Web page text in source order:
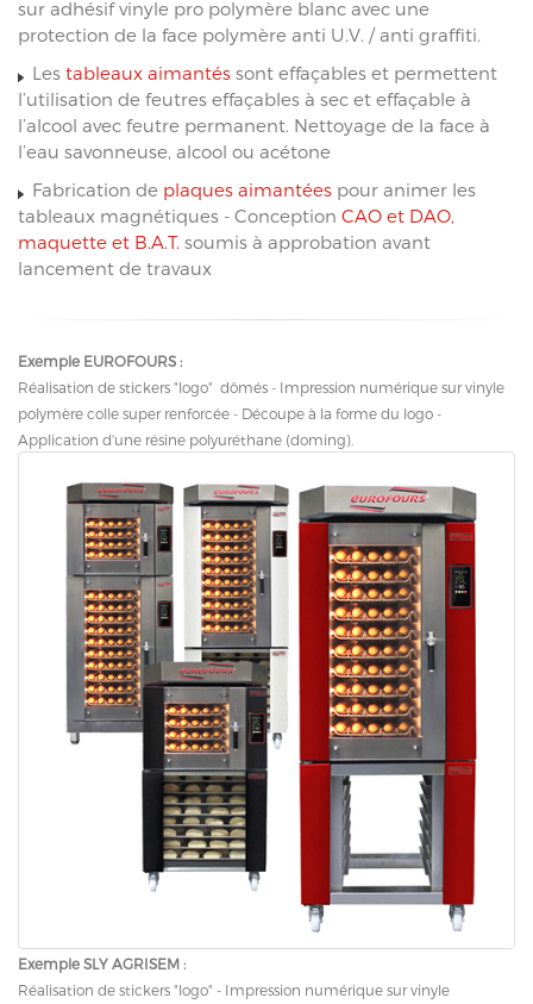
sur adhésif vinyle pro polymère blanc avec une
protection de la face polymère anti U.V. / anti graffiti.
Les tableaux aimantés sont effaçables et permettent
l’utilisation de feutres effaçables à sec et effaçable à
l’alcool avec feutre permanent. Nettoyage de la face à
l’eau savonneuse, alcool ou acétone
Fabrication de plaques aimantées pour animer les
tableaux magnétiques - Conception CAO et DAO,
maquette et B.A.T. soumis à approbation avant
lancement de travaux
Exemple EUROFOURS :
Réalisation de stickers "logo" dômés - Impression numérique sur vinyle
polymère colle super renforcée - Découpe à la forme du logo -
Application d'une résine polyuréthane (doming).
Exemple SLY AGRISEM :
Réalisation de stickers "logo" - Impression numérique sur vinyle